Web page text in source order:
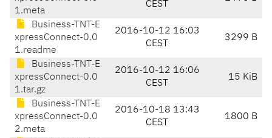
1.meta
CEST
Business-TNT-E
xpressConnect-0.0
1.readme
2016-10-12 16:03
CEST
3299 B
Business-TNT-E
xpressConnect-0.0
1.tar.gz
2016-10-12 16:06
CEST
15 KiB
Business-TNT-E
xpressConnect-0.0
2.meta
2016-10-18 13:43
CEST
1800 B